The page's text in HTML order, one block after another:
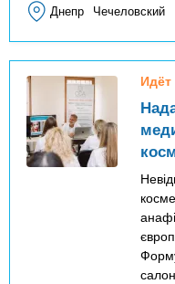
Днепр Чечеловский
Идёт